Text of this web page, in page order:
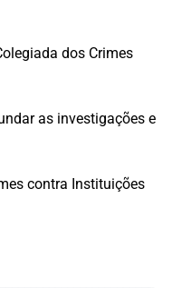
dos Crimes
as investigações e
contra Instituições